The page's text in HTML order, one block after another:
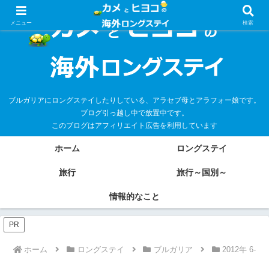
ブルガリアにロングステイしたりしている、アラセブ母とアラフォー娘です。
ブログ引っ越し中で放置中です。
このブログはアフィリエイト広告を利用しています
ホーム ロングステイ
旅行 旅行～国別～
情報的なこと
PR
ホーム ロングステイ ブルガリア
2012年 6-
メニュー 検索